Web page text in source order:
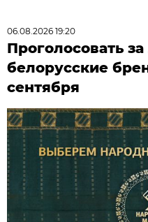
06.08.2026 19:20
Проголосовать
белорусские
сентября